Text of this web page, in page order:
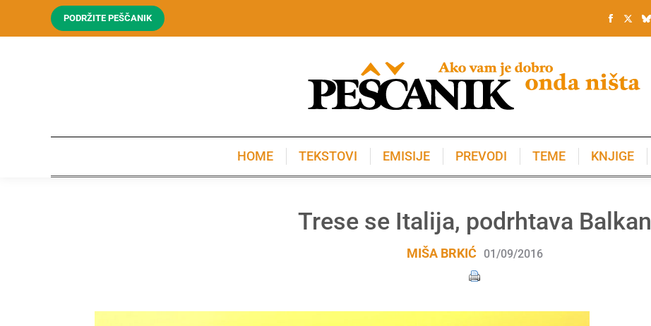
PODRŽITE PEŠČANIK
HOME TEKSTOVI EMISIJE PREVODI TEME KNJIGE
Trese se Italija, podrhtava Balkan
MIŠA BRKIĆ 01/09/2016
KNJIGE